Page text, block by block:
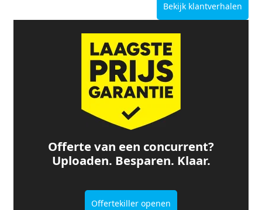
Bekijk klantverhalen
Offerte van een concurrent?
Uploaden. Besparen. Klaar.
Offertekiller openen